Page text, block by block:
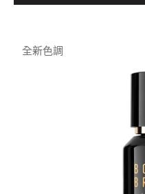
全新色調